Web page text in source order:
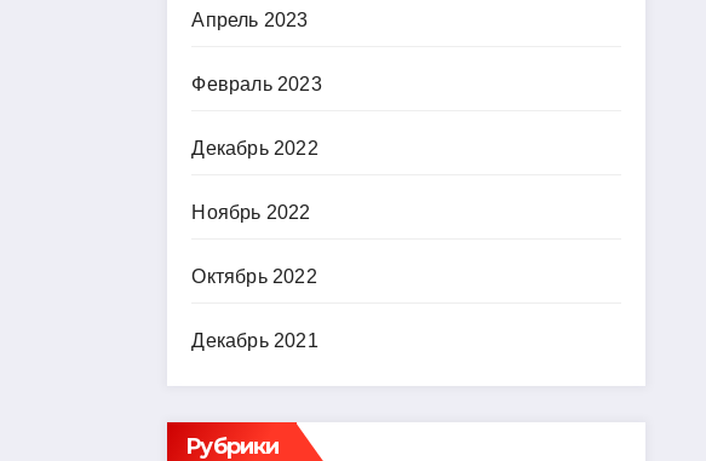
Апрель 2023
Февраль 2023
Декабрь 2022
Ноябрь 2022
Октябрь 2022
Декабрь 2021
Рубрики